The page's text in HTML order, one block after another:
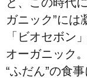
ガニック”には
「ビオセボン
オーガニック。
“ふだん”の食